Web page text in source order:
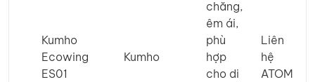
Kumho
Ecowing
ES01
Kumho
chăng,
êm ái,
phù
hợp
cho di
Liên
hệ
ATOM